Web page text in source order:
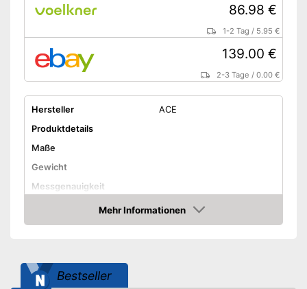
86.98 €
1-2 Tag / 5.95 €
139.00 €
2-3 Tage /0.00 €
Hersteller
ACE
Produktdetails
Maße
Gewicht
Messgenauigkeit
Displaybeleuchtung
Anzahl Mundstücke
Batterien erforderlich
Batterien inklusive
Mehr Informationen
Amazon
Bestseller